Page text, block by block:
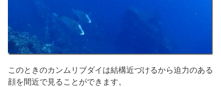
このときのカンムリブダイは結構近づけるから迫力のある
顔を間近で見ることができます。